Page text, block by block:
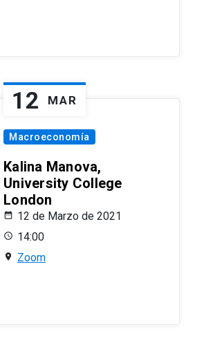
12 MAR
Macroeconomía
Kalina Manova,
University College
London
12 de Marzo de 2021
14:00
Zoom